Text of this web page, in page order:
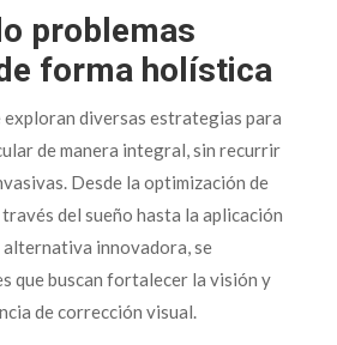
problemas
forma holística
exploran diversas estrategias para
de manera integral, sin recurrir
Desde la optimización de
del sueño hasta la aplicación
innovadora, se
que buscan fortalecer la visión y
de corrección visual.